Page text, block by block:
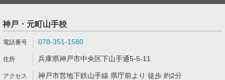
神戸・元町山手校
078-351-1580
兵庫県神戸市中央区下山手通5-5-11
神戸市営地下鉄山手線 県庁前より 徒歩 約2分